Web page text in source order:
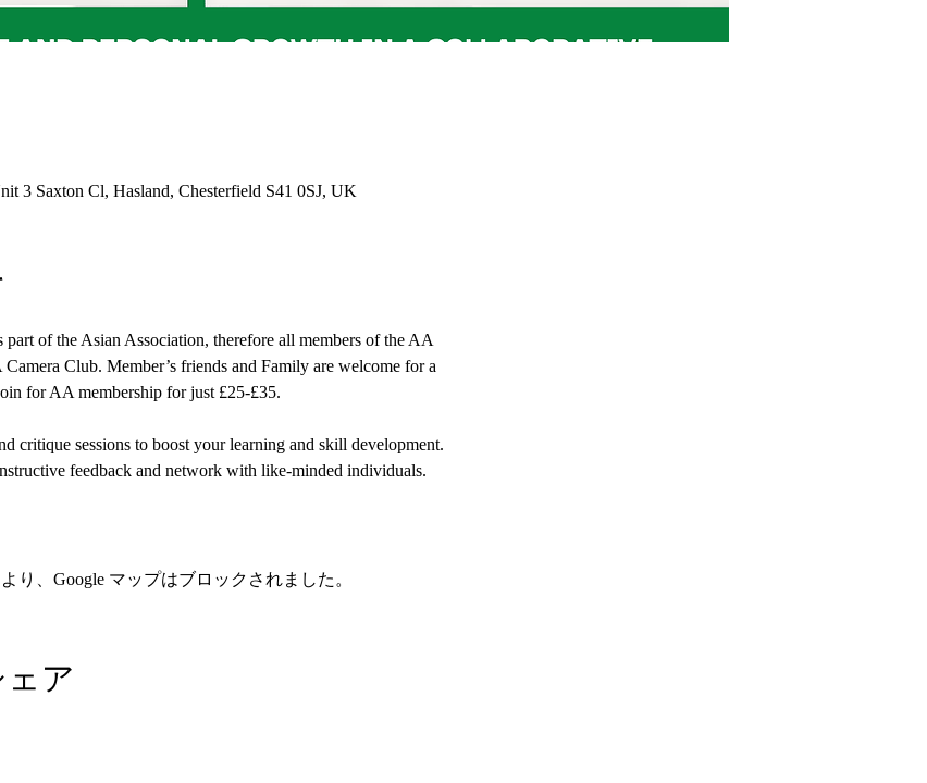
3 Saxton Cl, Hasland, Chesterfield S41 0SJ, UK
of the Asian Association, therefore all members of the AA
Club. Member’s friends and Family are welcome for a
for AA membership for just £25-£35.
critique sessions to boost your learning and skill development.
feedback and network with like-minded individuals.
り、Google マップはブロックされました。
ア